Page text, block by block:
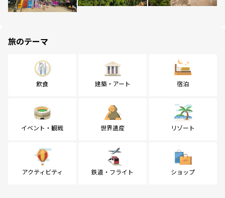
旅のテーマ
飲食 建築・アート 宿泊
イベント・観戦 世界遺産 リゾート
アクティビティ 鉄道・フライト ショップ